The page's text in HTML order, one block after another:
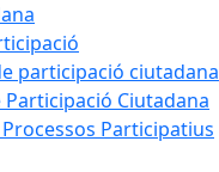
participació ciutadana
Ciutadana
Participatius